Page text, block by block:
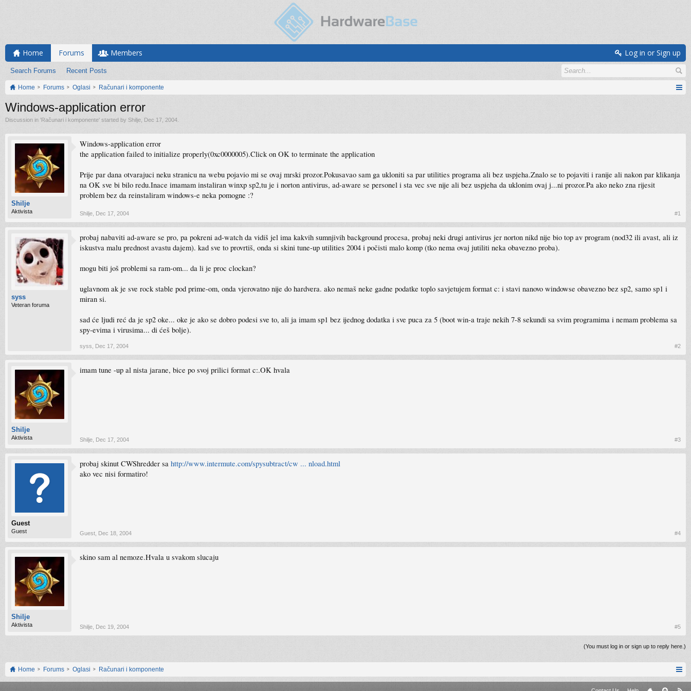
Home Forums
Search Forums Recent Posts
Members Log in or Sign up
Home Forums Oglasi Računari i komponente
Windows-application error
Discussion in 'Računari i komponente' started by Shilje Dec 17, 2004
Shilje
Aktivista
Windows-application error
the application failed to initialize properly(0xc0000005).Click on OK to terminate the application
Prije par dana otvarajuci neku stranicu na webu pojavio mi se ovaj mrski prozor.Pokusavao sam ga ukloniti sa par utilities programa ali bez uspjeha.Znalo se to pojaviti i ranije ali nakon par klikanja
na OK sve bi bilo redu.Inace imamam instaliran winxp sp2,tu je i norton antivirus, ad-aware se personel i sta vec sve nije ali bez uspjeha da uklonim ovaj j...ni prozor.Pa ako neko zna rijesit
problem bez da reinstaliram windows-e neka pomogne :?
Shilje Dec 17, 2004 #1
syss
Veteran foruma
probaj nabaviti ad-aware se pro, pa pokreni ad-watch da vidiš jel ima kakvih sumnjivih background procesa, probaj neki drugi antivirus jer norton nikd nije bio top av program (nod32 ili avast, ali iz
iskustva malu prednost avastu dajem). kad sve to provrtiš, onda si skini tune-up utilities 2004 i počisti malo komp (tko nema ovaj jutiliti neka obavezno proba).
mogu biti još problemi sa ram-om... da li je proc clockan?
uglavnom ak je sve rock stable pod prime-om, onda vjerovatno nije do hardvera. ako nemaš neke gadne podatke toplo savjetujem format c: i stavi nanovo windowse obavezno bez sp2, samo sp1 i
miran si.
sad će ljudi reć da je sp2 oke... oke je ako se dobro podesi sve to, ali ja imam sp1 bez ijednog dodatka i sve puca za 5 (boot win-a traje nekih 7-8 sekundi sa svim programima i nemam problema sa
spy-evima i virusima... di ćeš bolje).
syss Dec 17, 2004 #2
Shilje
Aktivista
imam tune -up al nista jarane, bice po svoj prilici format c:.OK hvala
Shilje Dec 17, 2004 #3
Guest
Guest
probaj skinut CWShredder sa http://www.intermute.com/spysubtract/cw ... nload.html
ako vec nisi formatiro!
Guest Dec 18, 2004 #4
Shilje
Aktivista
skino sam al nemoze.Hvala u svakom slucaju
Shilje Dec 19, 2004 #5
(You must log in or sign up to reply here.)
Home Forums Oglasi Računari i komponente